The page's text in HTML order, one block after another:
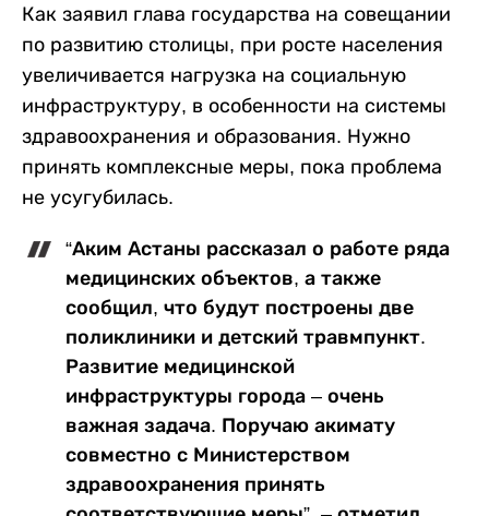
Как заявил глава государства на совещании
по развитию столицы, при росте населения
увеличивается нагрузка на социальную
инфраструктуру, в особенности на системы
здравоохранения и образования. Нужно
принять комплексные меры, пока проблема
не усугубилась.
“Аким Астаны рассказал о работе ряда
медицинских объектов, а также
сообщил, что будут построены две
поликлиники и детский травмпункт.
Развитие медицинской
инфраструктуры города – очень
важная задача. Поручаю акимату
совместно с Министерством
здравоохранения принять